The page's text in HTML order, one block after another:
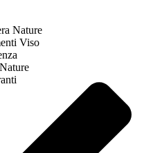
Nature
Viso